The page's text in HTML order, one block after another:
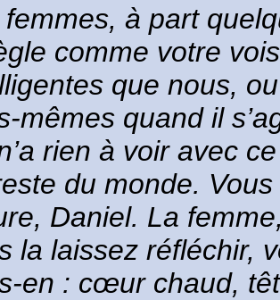
femmes, à part
comme votre
que nous,
mêmes quand il
rien à voir avec
du monde.
Daniel. La
la laissez réfléchir,
en : cœur chaud,